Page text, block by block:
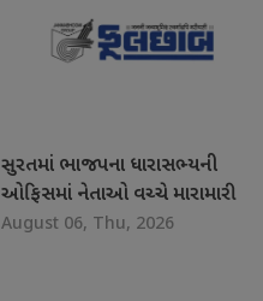
સુરતમાં ભાજપના ધારાસભ્યની
ઓફિસમાં નેતાઓ વચ્ચે મારામારી
August 06, Thu, 2026